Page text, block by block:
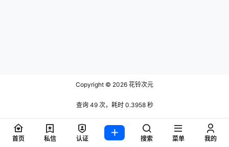
Copyright © 2026 花铃次元
查询 49 次，耗时 0.3958 秒
首页 私信 认证 搜索 菜单 我的